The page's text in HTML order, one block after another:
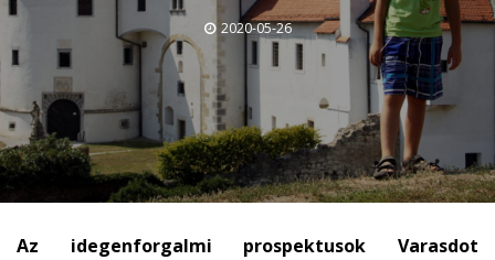
2020-05-26
Az idegenforgalmi prospektusok Varasdot